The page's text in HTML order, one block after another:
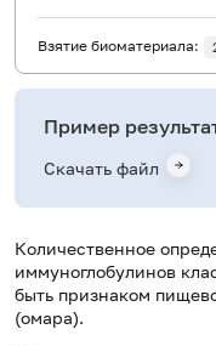
Количественное
иммуноглобулинов
быть признаком
(омара).
Взятие биоматериала:
Пример
Скачать файл